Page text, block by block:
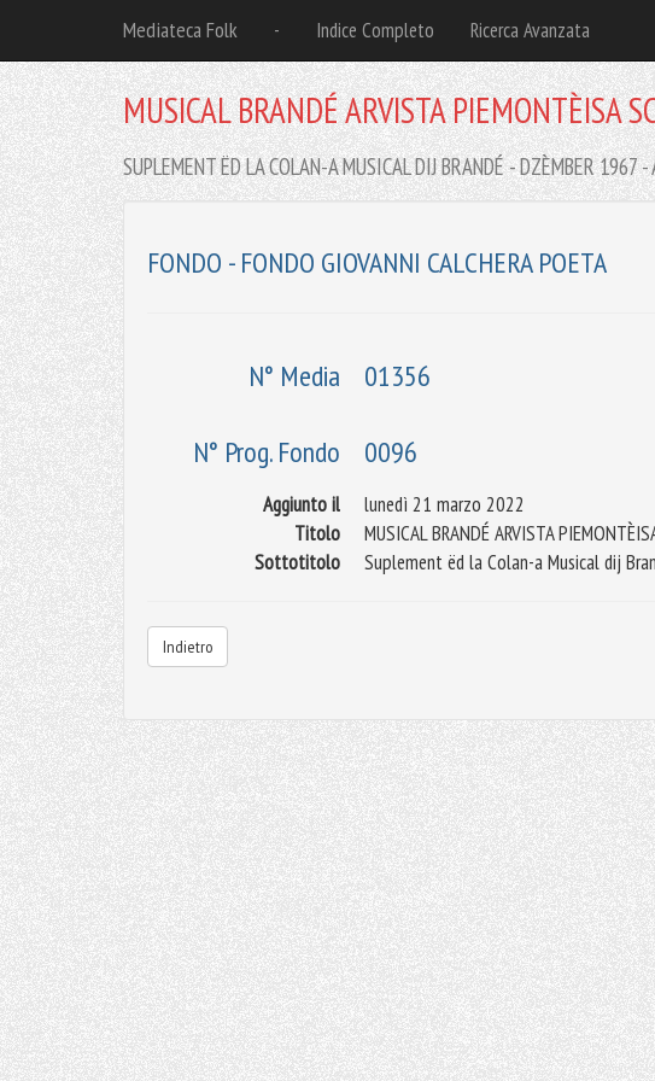
Mediateca Folk - Indice Completo Ricerca Avanzata
MUSICAL BRANDÉ ARVISTA PIEMONTÈISA
SUPLEMENT ËD LA COLAN-A MUSICAL DIJ BRANDÉ - DZÈMBER 1967
FONDO - FONDO GIOVANNI CALCHERA POETA
N° Media 01356
N° Prog. Fondo 0096
Aggiunto il
lunedì 21 marzo 2022
Titolo
MUSICAL BRANDÉ ARVISTA
Sottotitolo
Suplement ëd la Colan-a Musical dij
Indietro